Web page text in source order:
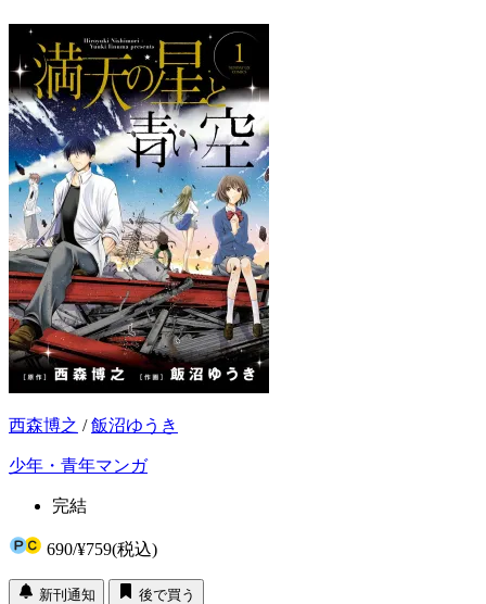
西森博之 /飯沼ゆうき
少年・青年マンガ
完結
690/¥759(税込)
新刊通知
後で買う